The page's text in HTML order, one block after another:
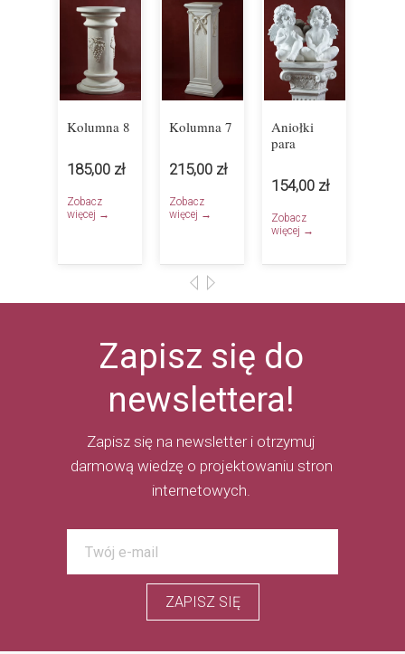
ZAPISZ SIĘ
Zapisz się na newsletter i otrzymuj
darmową wiedzę o projektowaniu stron
internetowych.
Zapisz się do
newslettera!
Kolumna 8
185,00 zł
Zobacz
więcej →
Kolumna 7
215,00 zł
Zobacz
więcej →
Aniołki
para
154,00 zł
Zobacz
więcej →